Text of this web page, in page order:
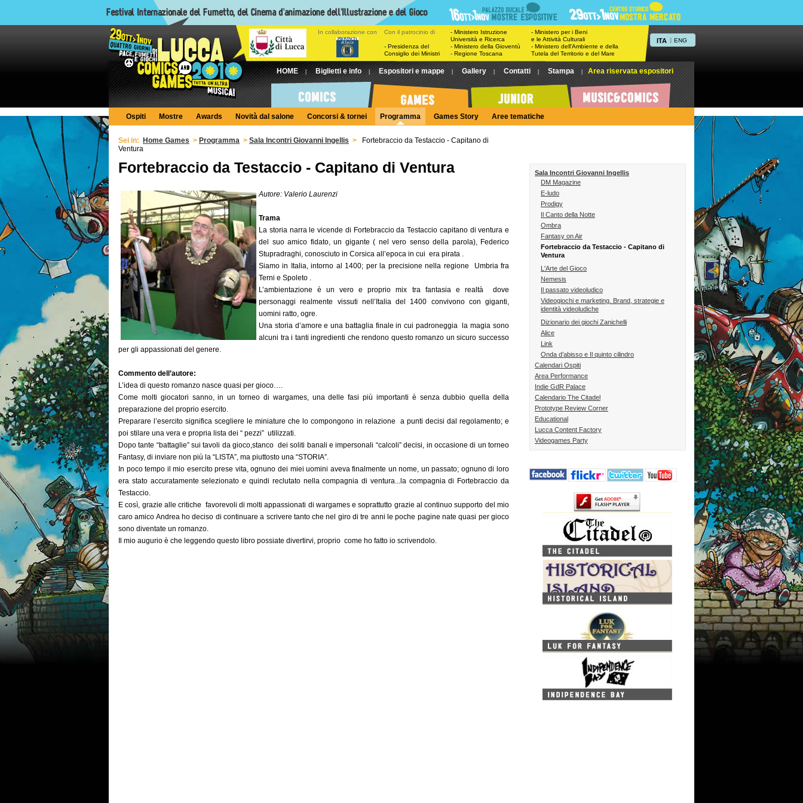
In collaborazione con Con il patrocinio di
- Presidenza del
Consiglio dei Ministri
- Ministero Istruzione
Università e Ricerca
- Ministero della Gioventù
- Regione Toscana
- Ministero per i Beni
e le Attività Culturali
- Ministero dell'Ambiente e della
Tutela del Territorio e del Mare
ITA ENG
HOME | Biglietti e info | Espositori e mappe | Gallery | Contatti | Stampa | Area riservata espositori
Ospiti Mostre Awards Novità dal salone Concorsi & tornei Programma Games Story Aree tematiche
Sala Incontri Giovanni Ingellis
DM Magazine
E-ludo
Prodigy
Il Canto della Notte
Ombra
Fantasy on Air
Fortebraccio da Testaccio - Capitano di
Ventura
L'Arte del Gioco
Nemesis
Il passato videoludico
Videogiochi e marketing. Brand, strategie e
identità videoludiche
Dizionario dei giochi Zanichelli
Alice
Link
Onda d’abisso e Il quinto cilindro
Calendari Ospiti
Area Performance
Indie GdR Palace
Calendario The Citadel
Prototype Review Corner
Educational
Lucca Content Factory
Videogames Party
Sei in: Home Games > Programma > Sala Incontri Giovanni Ingellis >
Fortebraccio da Testaccio - Capitano di
Ventura
Fortebraccio da Testaccio - Capitano di Ventura
Autore: Valerio Laurenzi
Trama
La storia narra le vicende di Fortebraccio da Testaccio capitano di ventura e
del suo amico fidato, un gigante ( nel vero senso della parola), Federico
Stupradraghi, conosciuto in Corsica all’epoca in cui era pirata .
Siamo in Italia, intorno al 1400; per la precisione nella regione Umbria fra
Terni e Spoleto .
L’ambientazione è un vero e proprio mix tra fantasia e realtà dove
personaggi realmente vissuti nell’Italia del 1400 convivono con giganti,
uomini ratto, ogre.
Una storia d’amore e una battaglia finale in cui padroneggia la magia sono
alcuni tra i tanti ingredienti che rendono questo romanzo un sicuro successo
per gli appassionati del genere.
Commento dell’autore:
L’idea di questo romanzo nasce quasi per gioco….
Come molti giocatori sanno, in un torneo di wargames, una delle fasi più importanti è senza dubbio quella della
preparazione del proprio esercito.
Preparare l’esercito significa scegliere le miniature che lo compongono in relazione a punti decisi dal regolamento; e
poi stilare una vera e propria lista dei “ pezzi” utilizzati.
Dopo tante “battaglie” sui tavoli da gioco,stanco dei soliti banali e impersonali “calcoli” decisi, in occasione di un torneo
Fantasy, di inviare non più la “LISTA”, ma piuttosto una “STORIA”.
In poco tempo il mio esercito prese vita, ognuno dei miei uomini aveva finalmente un nome, un passato; ognuno di loro
era stato accuratamente selezionato e quindi reclutato nella compagnia di ventura...la compagnia di Fortebraccio da
Testaccio.
E così, grazie alle critiche favorevoli di molti appassionati di wargames e soprattutto grazie al continuo supporto del mio
caro amico Andrea ho deciso di continuare a scrivere tanto che nel giro di tre anni le poche pagine nate quasi per gioco
sono diventate un romanzo.
Il mio augurio è che leggendo questo libro possiate divertirvi, proprio come ho fatto io scrivendolo.